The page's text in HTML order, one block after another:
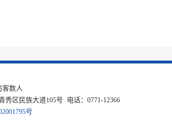
客数人
区民族大道105号 电话：0771-12366
号